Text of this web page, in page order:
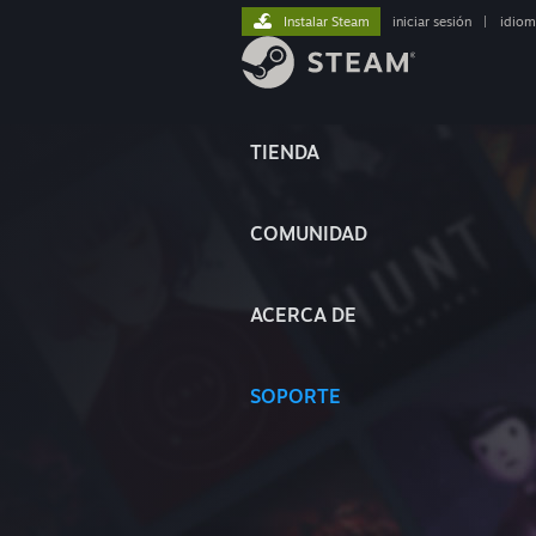
TIENDA
COMUNIDAD
ACERCA DE
SOPORTE
Instalar Steam iniciar sesión